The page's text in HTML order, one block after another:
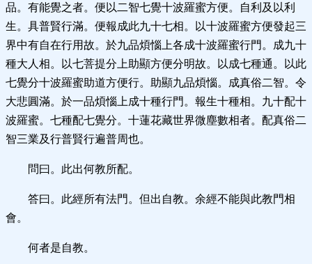
品。有能覺之者。便以二智七覺十波羅蜜方便。自利及以利
生。具普賢行滿。便報成此九十七相。以十波羅蜜方便發起三
界中有自在行用故。於九品煩惱上各成十波羅蜜行門。成九十
種大人相。以七菩提分上助顯方便分明故。以成七種通。以此
七覺分十波羅蜜助道方便行。助顯九品煩惱。成真俗二智。令
大悲圓滿。於一品煩惱上成十種行門。報生十種相。九十配十
波羅蜜。七種配七覺分。十蓮花藏世界微塵數相者。配真俗二
智三業及行普賢行遍普周也。
問曰。此出何教所配。
答曰。此經所有法門。但出自教。余經不能與此教門相
會。
何者是自教。